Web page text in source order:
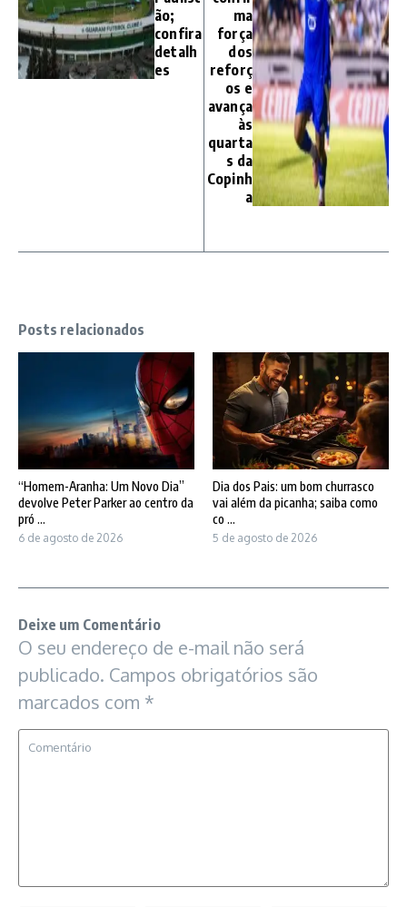
ão;
confira
detalh
es
ma
força
dos
reforç
os e
avança
às
quarta
s da
Copinh
a
Posts relacionados
“Homem-Aranha: Um Novo Dia”
devolve Peter Parker ao centro da
pró ...
6 de agosto de 2026
Dia dos Pais: um bom churrasco
vai além da picanha; saiba como
co ...
5 de agosto de 2026
Deixe um Comentário
O seu endereço de e-mail não será
publicado. Campos obrigatórios são
marcados com *